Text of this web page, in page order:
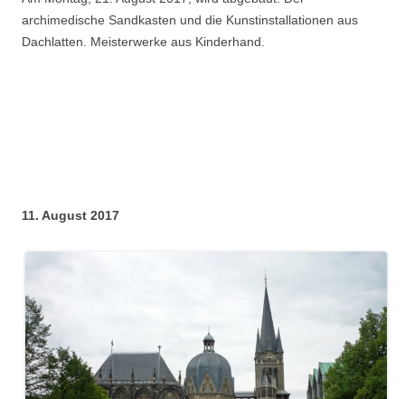
archimedische Sandkasten und die Kunstinstallationen aus
Dachlatten. Meisterwerke aus Kinderhand.
11. August 2017